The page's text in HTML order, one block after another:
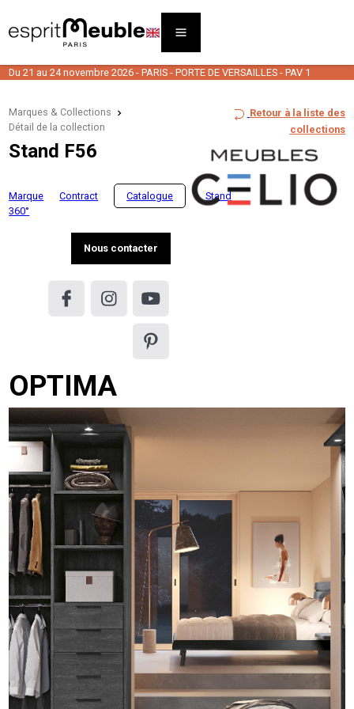
Du 21 au 24 novembre 2026 - PARIS - PORTE DE VERSAILLES - PAV 1
Marques & Collections
Détail de la collection
Retour à la liste des
collections
Stand F56
Marque Contract Catalogue
Stand
360°
Nous contacter
OPTIMA